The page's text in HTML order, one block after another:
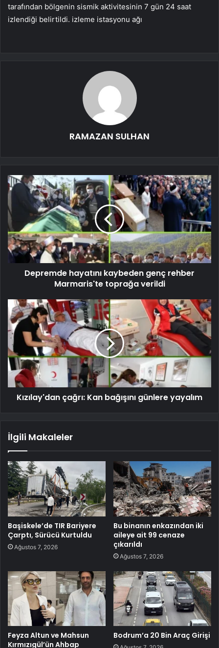
tarafından bölgenin sismik aktivitesinin 7 gün 24 saat
izlendiği belirtildi. izleme istasyonu ağı
RAMAZAN SULHAN
Depremde hayatını kaybeden genç rehber
Marmaris'te toprağa verildi
Kızılay'dan çağrı: Kan bağışını günlere yayalım
İlgili Makaleler
Başiskele’de TIR Bariyere
Çarptı, Sürücü Kurtuldu
Ağustos 7, 2026
Bu binanın enkazından iki
aileye ait 99 cenaze
çıkarıldı
Ağustos 7, 2026
Feyza Altun ve Mahsun
Kırmızıgül’ün Ahbap
Bodrum’a 20 Bin Araç Girişi